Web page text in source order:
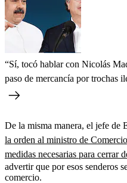
“Sí, tocó hablar con Nicolás
paso de mercancía por trochas
De la misma manera, el jefe de
la orden al ministro de
medidas necesarias para cerrar
advertir que por esos senderos
comercio.